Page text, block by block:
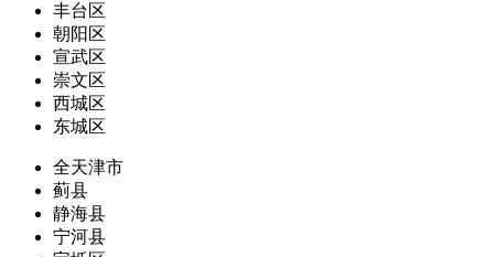
丰台区
朝阳区
宣武区
崇文区
西城区
东城区
全天津市
蓟县
静海县
宁河县